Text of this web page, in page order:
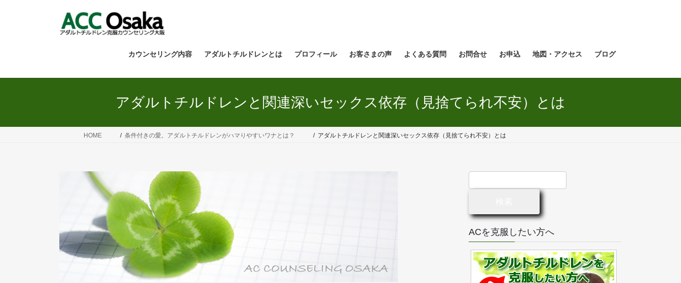
ス
ン
カウンセリング内容 アダルトチルドレンとは プロフィール お客さまの声 よくある質問 お問合せ お申込 地図・アクセス ブログ
アダルトチルドレンと関連深いセックス依存（見捨てられ不安）とは
HOME 条件付きの愛。アダルトチルドレンがハマりやすいワナとは？ アダルトチルドレンと関連深いセックス依存（見捨てられ不安）とは
索:
ACを克服したい方へ